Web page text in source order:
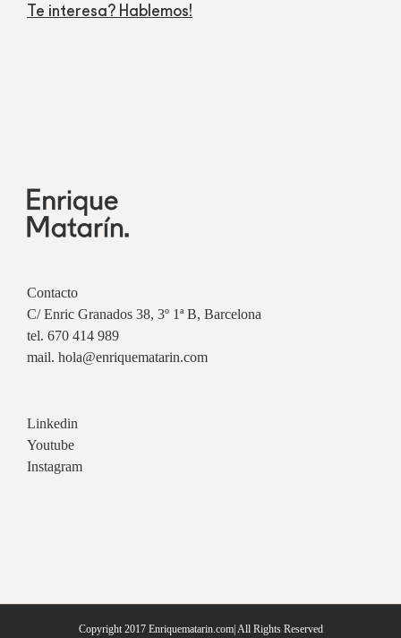
Te interesa? Hablemos!
Contacto
C/ Enric Granados 38, 3º 1ª B, Barcelona
tel. 670 414 989
mail. hola@enriquematarin.com
Linkedin
Youtube
Instagram
Copyright 2017 Enriquematarin.com| All Rights Reserved